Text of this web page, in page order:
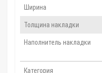
Ширина
Толщина накладки
Наполнитель накладки
Категория